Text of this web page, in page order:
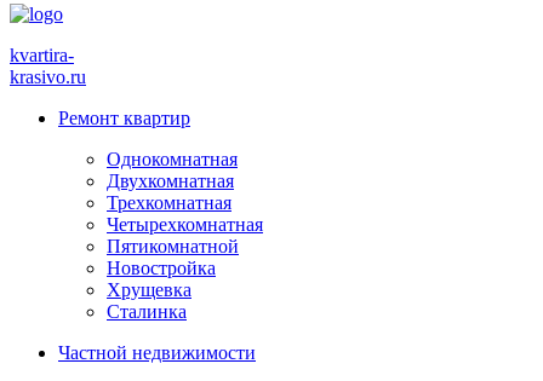
kvartira-
krasivo.ru
Ремонт квартир
Однокомнатная
Двухкомнатная
Трехкомнатная
Четырехкомнатная
Пятикомнатной
Новостройка
Хрущевка
Сталинка
Частной недвижимости